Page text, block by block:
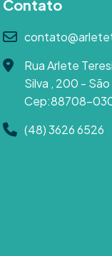
Contato
Rua Arlete
Silva , 200 - São
Cep:88708-
(48) 3626 6526